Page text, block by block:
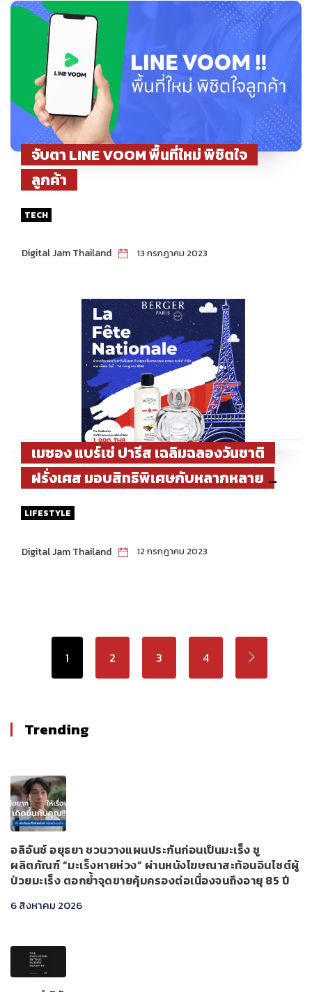
จับตา LINE VOOM พื้นที่ใหม่ พิชิตใจ
ลูกค้า
TECH
Digital Jam Thailand 13 กรกฎาคม 2023
เมซอง แบร์เช่ ปารีส เฉลิมฉลองวันชาติ
ฝรั่งเศส มอบสิทธิพิเศษกับหลากหลาย
ผลิตภัณฑ์ยอดนิยมสะท้อนดีเอ็นเอ
LIFESTYLE
Digital Jam Thailand 12 กรกฎาคม 2023
1 2 3 4
Trending
อลิอันซ์ อยุธยา ชวนวางแผนประกันก่อนเป็นมะเร็ง ชู
ผลิตภัณฑ์ “มะเร็งหายห่วง” ผ่านหนังโฆษณาสะท้อนอินไซต์ผู้
ป่วยมะเร็ง ตอกย้ำจุดขายคุ้มครองต่อเนื่องจนถึงอายุ 85 ปี
6 สิงหาคม 2026